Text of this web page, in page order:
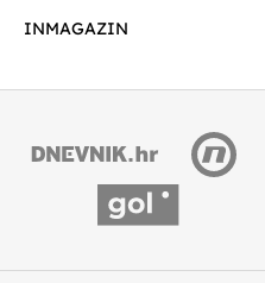
INMAGAZIN